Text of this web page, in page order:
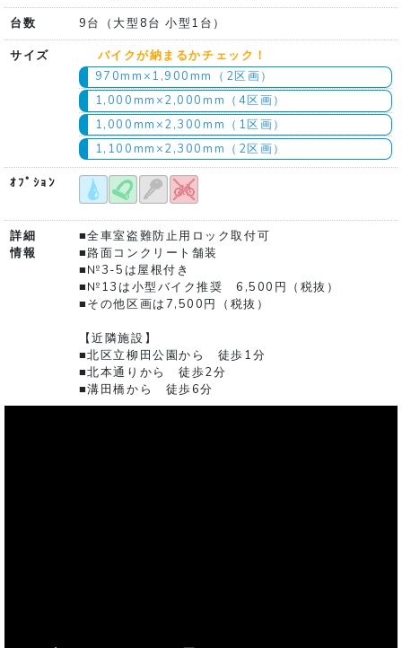
台数
9台（大型8台 小型1台）
サイズ
バイクが納まるかチェック！
970mm×1,900mm（2区画）
1,000mm×2,000mm（4区画）
1,000mm×2,300mm（1区画）
1,100mm×2,300mm（2区画）
ｵﾌﾟｼｮﾝ
詳細
情報
■全車室盗難防止用ロック取付可
■路面コンクリート舗装
■№3-5は屋根付き
■№13は小型バイク推奨 6,500円（税抜）
■その他区画は7,500円（税抜）
【近隣施設】
■北区立柳田公園から 徒歩1分
■北本通りから 徒歩2分
■溝田橋から 徒歩6分